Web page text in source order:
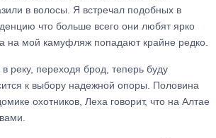
в волосы. Я встречал подобных в
что больше всего они любят ярко
на мой камуфляж попадают крайне редко.
реку, переходя брод, теперь буду
к выбору надежной опоры. Половина
охотников, Леха говорит, что на Алтае